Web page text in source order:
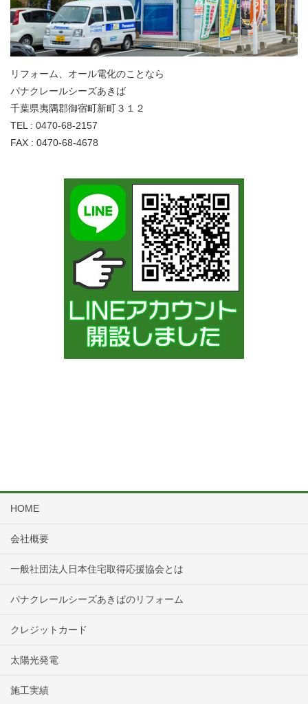
リフォーム、オール電化のことなら
パナクレールシーズあきば
千葉県夷隅郡御宿町新町３１２
TEL : 0470-68-2157
FAX : 0470-68-4678
HOME
会社概要
一般社団法人日本住宅取得応援協会とは
パナクレールシーズあきばのリフォーム
クレジットカード
太陽光発電
施工実績